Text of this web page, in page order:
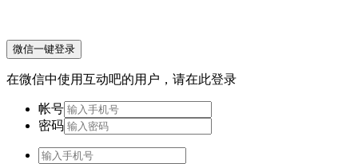
微信一键登录
在微信中使用互动吧的用户，请在此登录
帐号
密码